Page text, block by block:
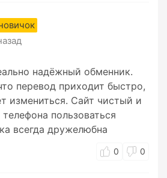
надёжный обменник.
перевод приходит быстро,
измениться. Сайт чистый и
пользоваться
всегда дружелюбна
0 0